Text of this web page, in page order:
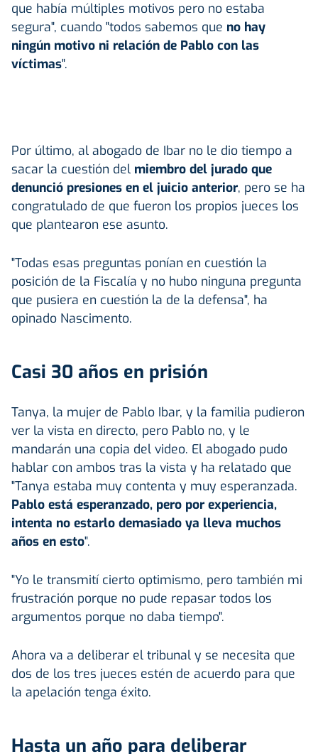
que había múltiples motivos pero no estaba
segura", cuando "todos sabemos que no hay
ningún motivo ni relación de Pablo con las
víctimas".
Por último, al abogado de Ibar no le dio tiempo a
sacar la cuestión del miembro del jurado que
denunció presiones en el juicio anterior, pero se ha
congratulado de que fueron los propios jueces los
que plantearon ese asunto.
"Todas esas preguntas ponían en cuestión la
posición de la Fiscalía y no hubo ninguna pregunta
que pusiera en cuestión la de la defensa", ha
opinado Nascimento.
Casi 30 años en prisión
Tanya, la mujer de Pablo Ibar, y la familia pudieron
ver la vista en directo, pero Pablo no, y le
mandarán una copia del video. El abogado pudo
hablar con ambos tras la vista y ha relatado que
"Tanya estaba muy contenta y muy esperanzada.
Pablo está esperanzado, pero por experiencia,
intenta no estarlo demasiado ya lleva muchos
años en esto".
"Yo le transmití cierto optimismo, pero también mi
frustración porque no pude repasar todos los
argumentos porque no daba tiempo".
Ahora va a deliberar el tribunal y se necesita que
dos de los tres jueces estén de acuerdo para que
la apelación tenga éxito.
Hasta un año para deliberar